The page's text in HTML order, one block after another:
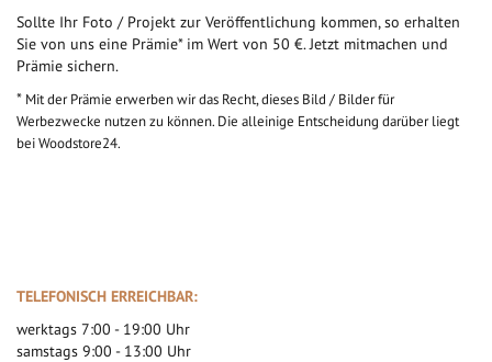
Sollte Ihr Foto / Projekt zur Veröffentlichung kommen, so erhalten
Sie von uns eine Prämie* im Wert von 50 €. Jetzt mitmachen und
Prämie sichern.
* Mit der Prämie erwerben wir das Recht, dieses Bild / Bilder für
Werbezwecke nutzen zu können. Die alleinige Entscheidung darüber liegt
bei Woodstore24.
TELEFONISCH ERREICHBAR:
werktags 7:00 - 19:00 Uhr
samstags 9:00 - 13:00 Uhr